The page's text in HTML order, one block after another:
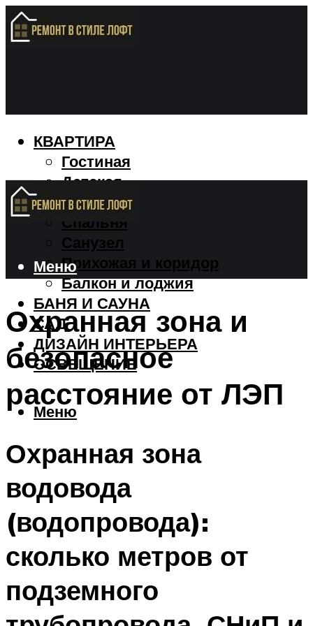
КВАРТИРА
Гостиная
Детская
Кухня
Спальня
Санузел
Прихожая и коридор
Балкон и лоджия
БАНЯ И САУНА
САД
ДИЗАЙН ИНТЕРЬЕРА
ОСВЕЩЕНИЕ
Меню
Меню
Охранная зона и
безопасное
расстояние от ЛЭП
Охранная зона
водовода
(водопровода):
сколько метров от
подземного